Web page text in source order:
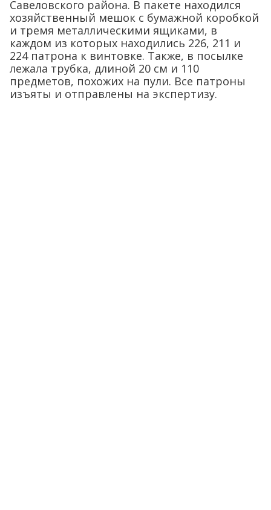
Савеловского района. В пакете находился
хозяйственный мешок с бумажной коробкой
и тремя металлическими ящиками, в
каждом из которых находились 226, 211 и
224 патрона к винтовке. Также, в посылке
лежала трубка, длиной 20 см и 110
предметов, похожих на пули. Все патроны
изъяты и отправлены на экспертизу.